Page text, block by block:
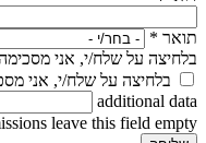
תואר *
בלחיצה על שלח/י, אני
בלחיצה על שלח/י, אני
additional data
leave this field empty.